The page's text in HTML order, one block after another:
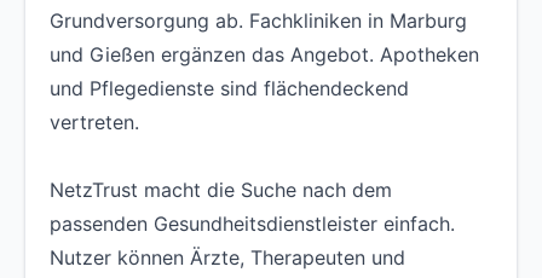
Grundversorgung ab. Fachkliniken in Marburg
und Gießen ergänzen das Angebot. Apotheken
und Pflegedienste sind flächendeckend
vertreten.
NetzTrust macht die Suche nach dem
passenden Gesundheitsdienstleister einfach.
Nutzer können Ärzte, Therapeuten und